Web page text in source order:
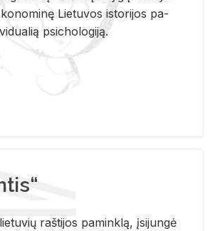
Lie­tu­vos is­to­ri­jos pa­
psi­cho­lo­gi­ją.
raštijos paminklą, įsijungė